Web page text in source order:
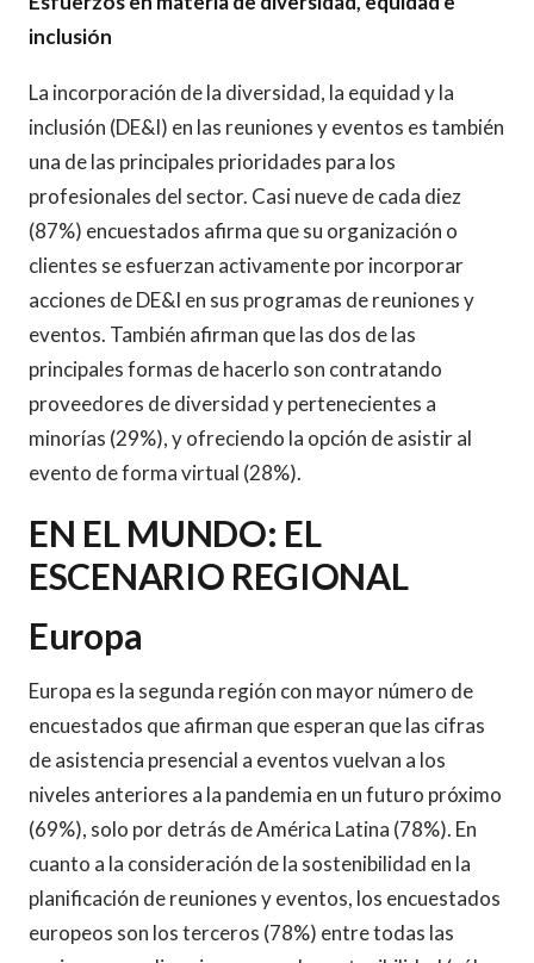
inclusión
La incorporación de la diversidad, la equidad y la
inclusión (DE&I) en las reuniones y eventos es también
una de las principales prioridades para los
profesionales del sector. Casi nueve de cada diez
(87%) encuestados afirma que su organización o
clientes se esfuerzan activamente por incorporar
acciones de DE&I en sus programas de reuniones y
eventos. También afirman que las dos de las
principales formas de hacerlo son contratando
proveedores de diversidad y pertenecientes a
minorías (29%), y ofreciendo la opción de asistir al
evento de forma virtual (28%).
EN EL MUNDO: EL
ESCENARIO REGIONAL
Europa
Europa es la segunda región con mayor número de
encuestados que afirman que esperan que las cifras
de asistencia presencial a eventos vuelvan a los
niveles anteriores a la pandemia en un futuro próximo
(69%), solo por detrás de América Latina (78%). En
cuanto a la consideración de la sostenibilidad en la
planificación de reuniones y eventos, los encuestados
europeos son los terceros (78%) entre todas las